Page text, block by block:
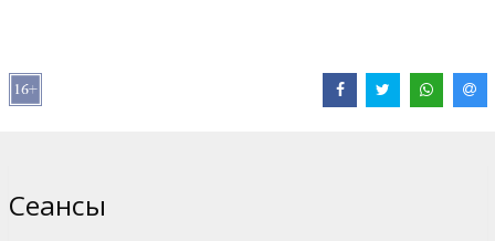
Pежиссер :
В ролях:
Andrew Barth Feldman,
Laura
Сеансы